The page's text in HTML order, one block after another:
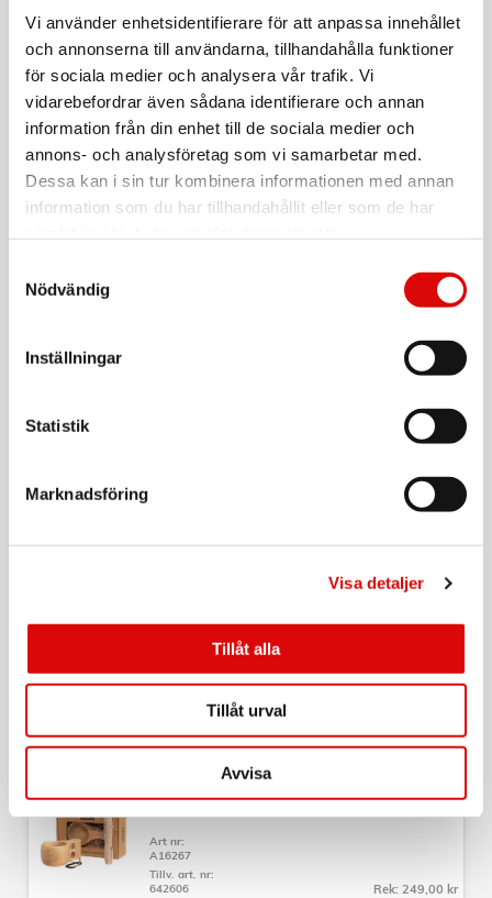
Vi använder enhetsidentifierare för att anpassa innehållet
och annonserna till användarna, tillhandahålla funktioner
för sociala medier och analysera vår trafik. Vi
vidarebefordrar även sådana identifierare och annan
information från din enhet till de sociala medier och
annons- och analysföretag som vi samarbetar med.
Dessa kan i sin tur kombinera informationen med annan
information som du har tillhandahållit eller som de har
Nödvändig
Inställningar
Statistik
Marknadsföring
Visa detaljer
Tillåt alla
Tillåt urval
Avvisa
Vattendunk Hopfällbar Med Kran 10 L
Art nr:
A13658
182765
Rek: 99,90 kr
ATOM
Stormkök 10 delar
Art nr:
Rek: 149,00 kr
Rek: 295,00 kr
VILDMARK
Kompakt Borstad 0,75l
Art nr:
Tillv. art. nr:
203849
Rek: 159,00 kr
Träkåsa och Grillpinne Presentförpackning
Art nr:
A16267
Tillv. art. nr:
642606
Rek: 249,00 kr